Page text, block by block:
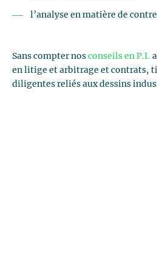
l’analyse en matière de
Sans compter nos conseils en P.I.
en litige et arbitrage et contrats,
diligentes reliés aux dessins